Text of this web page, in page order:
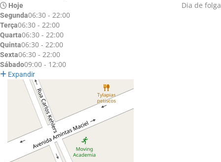
Hoje Dia de folga
Segunda06:30 - 22:00
Terça06:30 - 22:00
Quarta06:30 - 22:00
Quinta06:30 - 22:00
Sexta06:30 - 22:00
Sábado09:00 - 12:00
Expandir